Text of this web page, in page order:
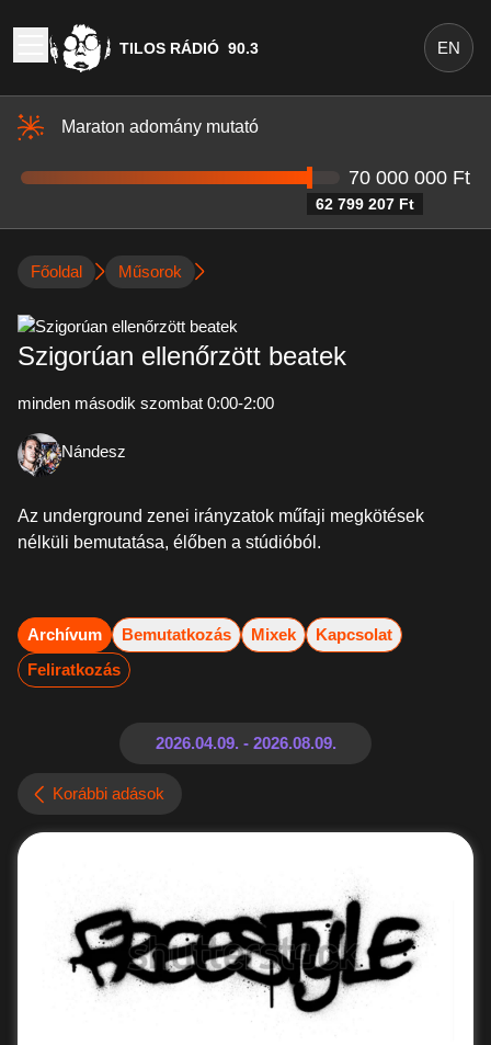
TILOS RÁDIÓ 90.3 EN
Maraton adomány mutató
62 799 207 Ft
70 000 000 Ft
Főoldal Műsorok
Szigorúan ellenőrzött beatek
minden második szombat 0:00-2:00
Nándesz
Az underground zenei irányzatok műfaji megkötések
nélküli bemutatása, élőben a stúdióból.
Archívum Bemutatkozás Mixek
Kapcsolat
Feliratkozás
Korábbi adások